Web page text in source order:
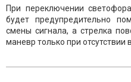
При переключении
будет предупредительно
смены сигнала, а стрелка
маневр только при отсутствии